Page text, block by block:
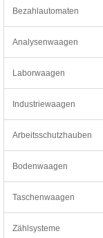
Bezahlautomaten
Analysenwaagen
Laborwaagen
Industriewaagen
Arbeitsschutzhauben
Bodenwaagen
Taschenwaagen
Zählsysteme